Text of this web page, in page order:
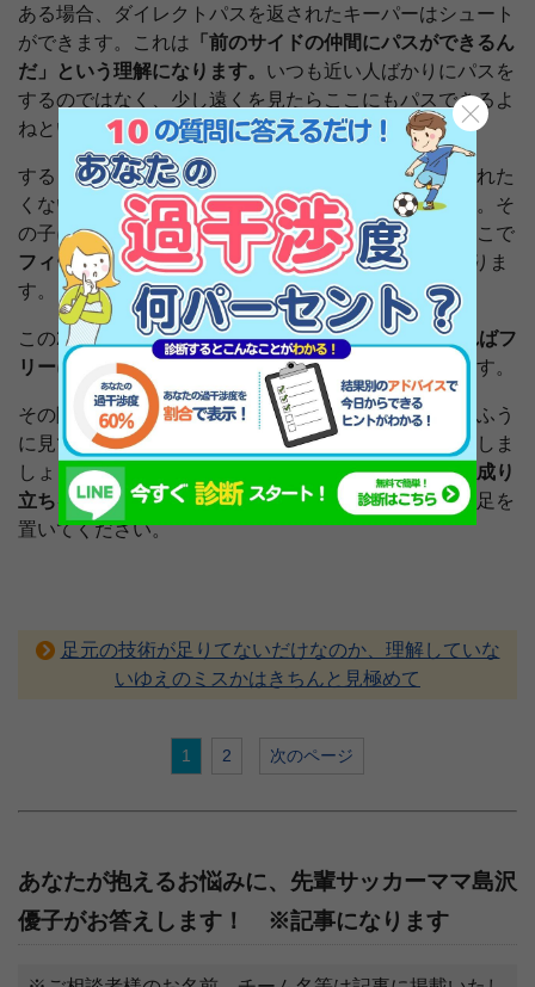
ある場合、ダイレクトパスを返されたキーパーはシュート
ができます。これは 「前のサイドの仲間にパスができるん
だ」という理解になります。 いつも近い人ばかりにパスを
するのではなく、少し遠くを見たらここにもパスできるよ
ねという気づきです。
すると今度はキーパーに渡ったときにシュートを打たれた
くないので、相手がシュートをコース防ぎに行きます。そ
の子にマークされていた子がフリーになってくる。ここで
フィールドプレーヤーの2人は相手と2対1の状況
になりま
す。
この2対1を低学年のうちからやっておけば、
どうすればフ
リーになるかという理解を深めることが容易くなります。
その際、指導者が「こう来たら、こうだろ」といったふう
に見ている側の枠にはめたくなりますが、そこを我慢しま
しょう。できるようになるのが狙いではなく、まずは成り
立ちを理解すること、そして楽しく習得することに軸足を
置いてください。
足元の技術が足りてないだけなのか、理解していな
いゆえのミスかはきちんと見極めて
1 2 次のページ
あなたが抱えるお悩みに、先輩サッカーママ島沢
優子がお答えします！ ※記事になります